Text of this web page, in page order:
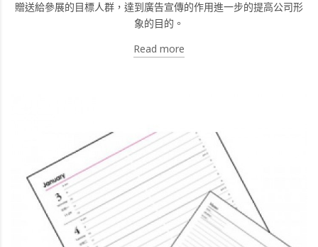
贈送給參展的目標人群，達到廣告宣傳的作用進一步的提高公司形
象的目的。
Read more